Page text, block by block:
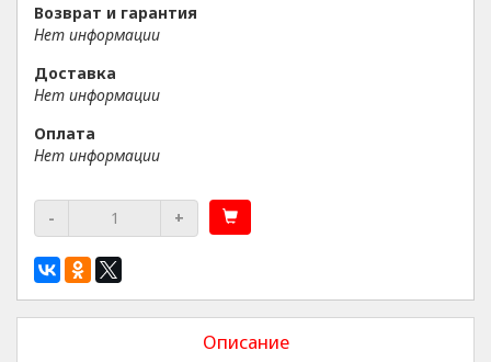
Возврат и гарантия
Нет информации
Доставка
Нет информации
Оплата
Нет информации
- +
Описание